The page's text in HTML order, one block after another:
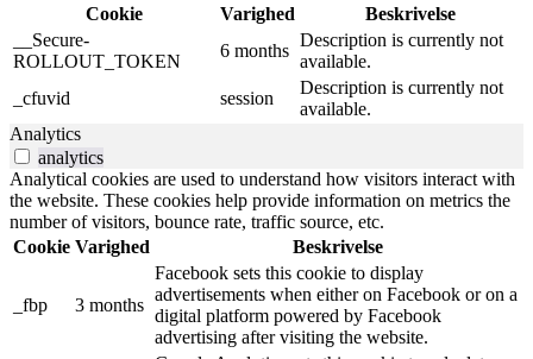
Cookie
Varighed
Beskrivelse
__Secure-
ROLLOUT_TOKEN
6 months
Description is currently not
available.
_cfuvid
session
Description is currently not
available.
Analytics
analytics
Analytical cookies are used to understand how visitors interact with
the website. These cookies help provide information on metrics the
number of visitors, bounce rate, traffic source, etc.
Cookie Varighed Beskrivelse
_fbp 3 months
Facebook sets this cookie to display
advertisements when either on Facebook or on a
digital platform powered by Facebook
advertising after visiting the website.